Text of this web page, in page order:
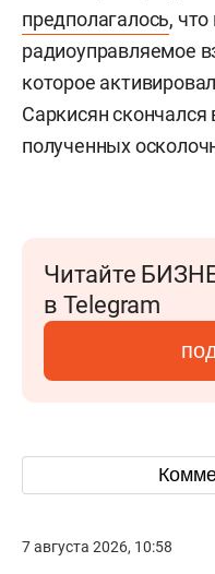
предполагалось,
радиоуправляемое
которое
Саркисян
полученных
Читайте
в Telegram
7 августа 2026, 10:58